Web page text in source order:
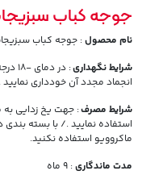
جوجه کباب
نام محصول: جوجه کباب
شرایط نگهداری
: در
انجماد مجدد آن خودداری نمایید .
شرایط مصرف: جهت یخ زدایی به
استفاده نمایید ./ با بسته
ماکروویو استفاده نکنید.
مدت ماندگاری: 9 ماه